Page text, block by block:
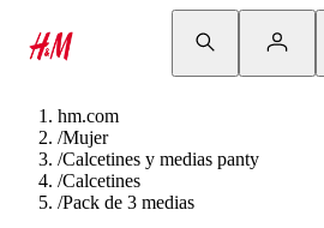
hm.com
/Mujer
/Calcetines y medias panty
/Calcetines
/Pack de 3 medias